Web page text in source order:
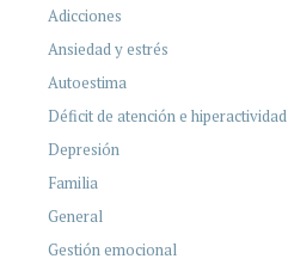
Adicciones
Ansiedad y estrés
Autoestima
Déficit de atención e hiperactividad
Depresión
Familia
General
Gestión emocional